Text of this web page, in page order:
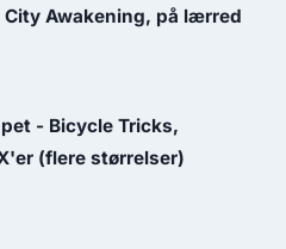
Awakening, på lærred
- Bicycle Tricks,
(flere størrelser)